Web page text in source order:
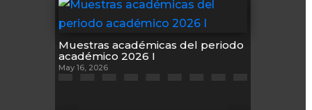
Muestras académicas del periodo
académico 2026 I
May 16, 2026